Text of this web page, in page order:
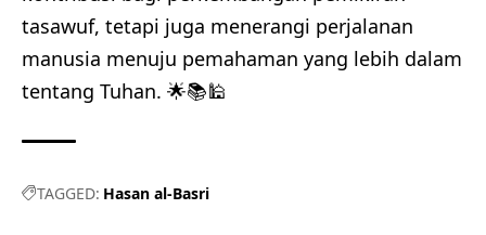
tasawuf, tetapi juga menerangi perjalanan
manusia menuju pemahaman yang lebih dalam
tentang Tuhan. 🌟📚🕌
TAGGED: Hasan al-Basri